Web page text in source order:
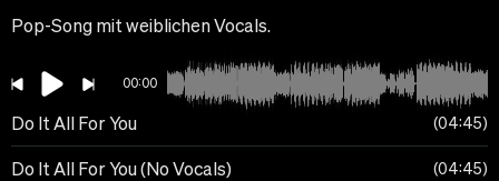
Pop-Song mit weiblichen Vocals.
00:00
Do It All For You 04:45
Do It All For You (No Vocals) 04:45